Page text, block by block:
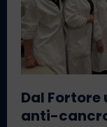
Dal
anti-